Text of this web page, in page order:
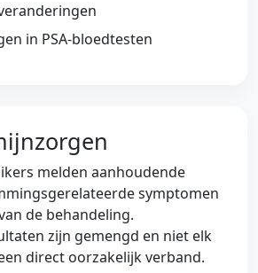
in PSA-bloedtesten
melden aanhoudende
symptomen
de behandeling.
zijn gemengd en niet elk
direct oorzakelijk verband.